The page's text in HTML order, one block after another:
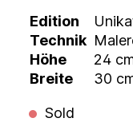
Edition
Technik
Höhe
24
Breite
30
Sold